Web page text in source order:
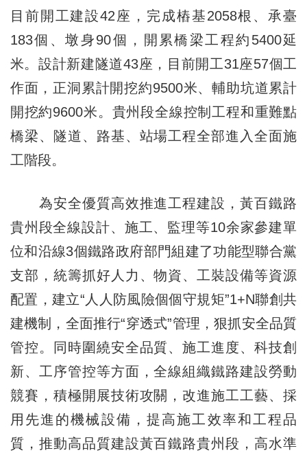
目前開工建設42座，完成樁基2058根、承臺
183個、墩身90個，開累橋梁工程約5400延
米。設計新建隧道43座，目前開工31座57個工
作面，正洞累計開挖約9500米、輔助坑道累計
開挖約9600米。貴州段全線控制工程和重難點
橋梁、隧道、路基、站場工程全部進入全面施
工階段。
為安全優質高效推進工程建設，黃百鐵路
貴州段全線設計、施工、監理等10余家參建單
位和沿線3個鐵路政府部門組建了功能型聯合黨
支部，統籌抓好人力、物資、工裝設備等資源
配置，建立“人人防風險個個守規矩”1+N聯創共
建機制，全面推行“穿透式”管理，狠抓安全品質
管控。同時圍繞安全品質、施工進度、科技創
新、工序管控等方面，全線組織鐵路建設勞動
競賽，積極開展技術攻關，改進施工工藝、採
用先進的機械設備，提高施工效率和工程品
質，推動高品質建設黃百鐵路貴州段，高水準